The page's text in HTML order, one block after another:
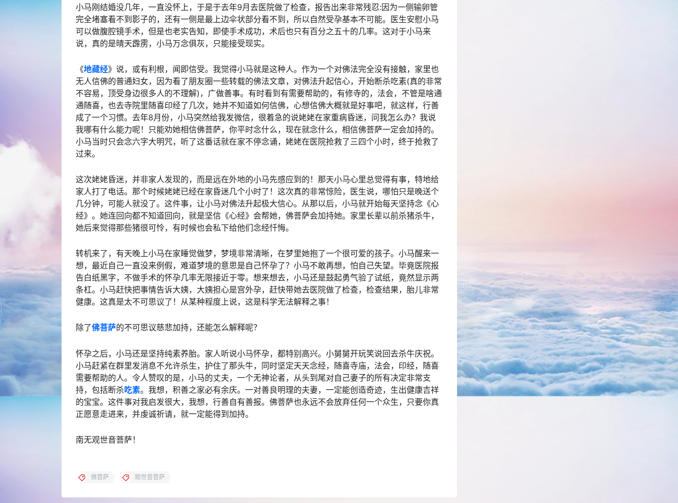
小马刚结婚没几年，一直没怀上，于是于去年9月去医院做了检查，报告出来非常残忍:因为一侧输卵管
完全堵塞看不到影子的，还有一侧是最上边伞状部分看不到，所以自然受孕基本不可能。医生安慰小马
可以做腹腔镜手术，但是也老实告知，即使手术成功，术后也只有百分之五十的几率。这对于小马来
说，真的是晴天霹雳，小马万念俱灰，只能接受现实。
《地藏经》说，或有利根，闻即信受。我觉得小马就是这种人。作为一个对佛法完全没有接触，家里也
无人信佛的普通妇女，因为看了朋友圈一些转载的佛法文章，对佛法升起信心，开始断杀吃素(真的非常
不容易，顶受身边很多人的不理解)，广做善事。有时看到有需要帮助的，有修寺的，法会，不管是啥通
通随喜，也去寺院里随喜印经了几次，她并不知道如何信佛，心想信佛大概就是好事吧，就这样，行善
成了一个习惯。去年8月份，小马突然给我发微信，很着急的说姥姥在家重病昏迷，问我怎么办？我说
我哪有什么能力呢！只能劝她相信佛菩萨，你平时念什么，现在就念什么，相信佛菩萨一定会加持的。
小马当时只会念六字大明咒，听了这番话就在家不停念诵，姥姥在医院抢救了三四个小时，终于抢救了
过来。
这次姥姥昏迷，并非家人发现的，而是远在外地的小马先感应到的！那天小马心里总觉得有事，特地给
家人打了电话。那个时候姥姥已经在家昏迷几个小时了！这次真的非常惊险，医生说，哪怕只是晚送个
几分钟，可能人就没了。这件事，让小马对佛法升起极大信心。从那以后，小马就开始每天坚持念《心
经》。她连回向都不知道回向，就是坚信《心经》会帮她，佛菩萨会加持她。家里长辈以前杀猪杀牛，
她后来觉得那些猪很可怜，有时候也会私下给他们念经忏悔。
转机来了，有天晚上小马在家睡觉做梦，梦境非常清晰，在梦里她抱了一个很可爱的孩子。小马醒来一
想，最近自己一直没来例假，难道梦境的意思是自己怀孕了？小马不敢再想，怕自己失望。毕竟医院报
告白纸黑字，不做手术的怀孕几率无限接近于零。想来想去，小马还是鼓起勇气验了试纸，竟然显示两
条杠。小马赶快把事情告诉大姨，大姨担心是宫外孕，赶快带她去医院做了检查，检查结果，胎儿非常
健康。这真是太不可思议了！从某种程度上说，这是科学无法解释之事！
除了佛菩萨的不可思议慈悲加持，还能怎么解释呢？
怀孕之后，小马还是坚持纯素养胎。家人听说小马怀孕，都特别高兴。小舅舅开玩笑说回去杀牛庆祝。
小马赶紧在群里发消息不允许杀生，护住了那头牛，同时坚定天天念经，随喜寺庙，法会，印经，随喜
需要帮助的人。令人赞叹的是，小马的丈夫，一个无神论者，从头到尾对自己妻子的所有决定非常支
持，包括断杀吃素。我想，积善之家必有余庆。一对善良明理的夫妻，一定能创造奇迹，生出健康吉祥
的宝宝。这件事对我启发很大，我想，行善自有善报。佛菩萨也永远不会放弃任何一个众生，只要你真
正愿意走进来，并虔诚祈请，就一定能得到加持。
南无观世音菩萨！
佛菩萨 观世音菩萨